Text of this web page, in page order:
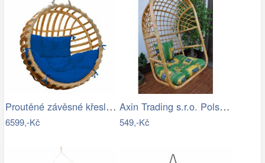
Proutěné závěsné křeslo Elis, přírodní…
6599,-Kč
Axin Trading s.r.o. Polstr na závěsnou…
549,-Kč